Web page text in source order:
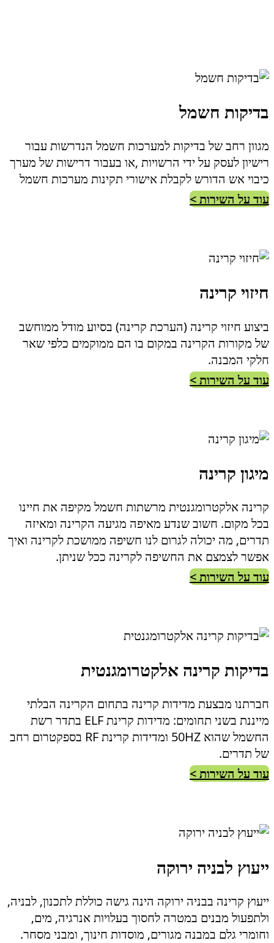
בדיקות חשמל
מגוון רחב של בדיקות למערכות חשמל הנדרשות עבור
רישיון לעסק על ידי הרשויות ,או בעבור דרישות של מערך
כיבוי אש הדורש לקבלת אישורי תקינות מערכות חשמל
עוד על השירות >
חיזוי קרינה
ביצוע חיזוי קרינה (הערכת קרינה) בסיוע מודל ממוחשב
של מקורות הקרינה במקום בו הם ממוקמים כלפי שאר
חלקי המבנה.
עוד על השירות >
מיגון קרינה
קרינה אלקטרומגנטית מרשתות חשמל מקיפה את חיינו
בכל מקום. חשוב שנדע מאיפה מגיעה הקרינה ומאיזה
תדרים, מה יכולה לגרום לנו חשיפה ממושכת לקרינה ואיך
אפשר לצמצם את החשיפה לקרינה ככל שניתן.
עוד על השירות >
בדיקות קרינה אלקטרומגנטית
חברתנו מבצעת מדידות קרינה בתחום הקרינה הבלתי
מייננת בשני תחומים: מדידות קרינת ELF בתדר רשת
החשמל שהוא 50HZ ומדידות קרינת RF בספקטרום רחב
של תדרים.
עוד על השירות >
ייעוץ לבניה ירוקה
ייעוץ קרינה בבניה ירוקה הינה גישה כוללת לתכנון, לבניה,
ולתפעול מבנים במטרה לחסוך בעלויות אנרגיה, מים,
וחומרי גלם במבנה מגורים, מוסדות חינוך, ומבני מסחר.